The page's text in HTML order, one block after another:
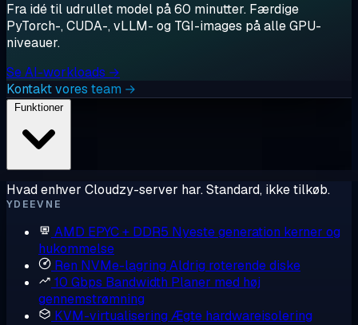
Fra idé til udrullet model på 60 minutter. Færdige
PyTorch-, CUDA-, vLLM- og TGI-images på alle GPU-
niveauer.
Se AI-workloads →
Kontakt vores team →
Funktioner
Hvad enhver Cloudzy-server har. Standard, ikke tilkøb.
YDEEVNE
AMD EPYC + DDR5 Nyeste generation kerner og
hukommelse
Ren NVMe-lagring Aldrig roterende diske
10 Gbps Bandwidth Planer med høj
gennemstrømning
KVM-virtualisering Ægte hardwareisolering